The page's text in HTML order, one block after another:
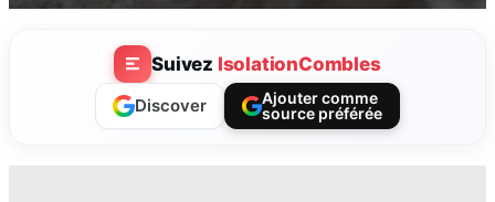
Suivez IsolationCombles
Discover
Ajouter comme
source préférée